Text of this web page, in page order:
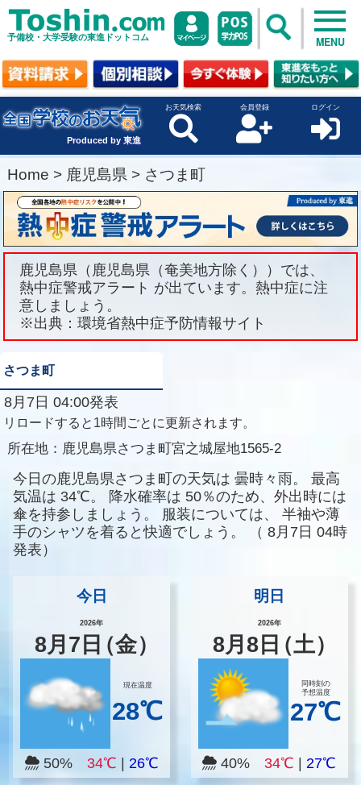
予備校・大学受験の東進ドットコム MENU
Produced by 東進
お天気検索 会員登録 ログイン
Home > 鹿児島県 > さつま町
鹿児島県（鹿児島県（奄美地方除く））では、
熱中症警戒アラート が出ています。熱中症に注
意しましょう。
※出典：環境省熱中症予防情報サイト
さつま町
8月7日 04:00発表
リロードすると1時間ごとに更新されます。
所在地： 鹿児島県さつま町宮之城屋地1565-2
今日の鹿児島県さつま町の天気は 曇時々雨。
最高
気温は 34℃。 降水確率は 50％のため、外出時には
傘を持参しましょう。
服装については、
半袖や薄
手のシャツを着ると快適でしょう。
（ 8月7日 04時
発表）
今日
2026年
8月 7 日（金）
現在温度
28℃
50% 34℃ 26℃
明日
2026年
8月8 日（土）
同時刻の
予想温度
27℃
40% 34℃ |27℃